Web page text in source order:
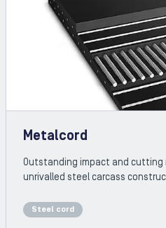
Steel cord
Metalcord
Outstanding impact and cutting
unrivalled steel carcass